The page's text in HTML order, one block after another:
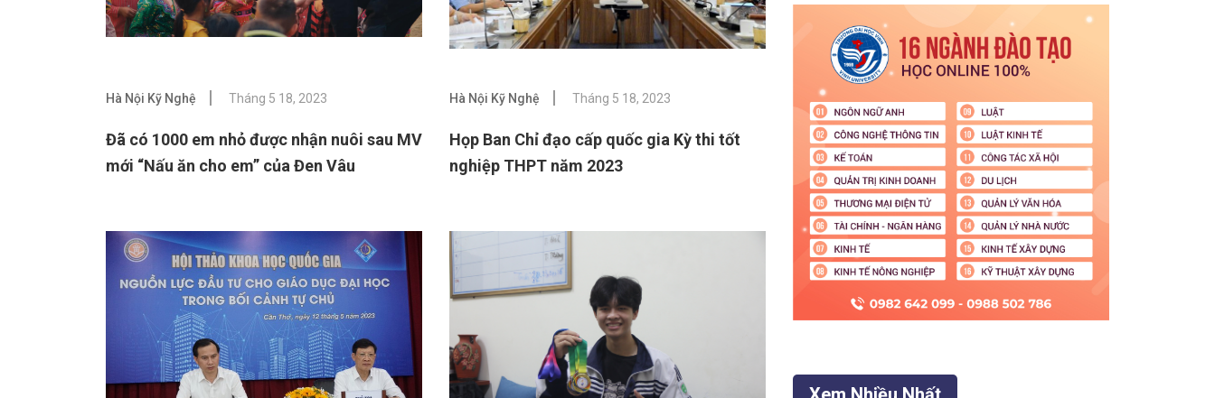
Hà Nội Kỹ Nghệ Tháng 5 18, 2023
Đã có 1000 em nhỏ được nhận nuôi sau MV
mới “Nấu ăn cho em” của Đen Vâu
Hà Nội Kỹ Nghệ Tháng 5 18, 2023
Họp Ban Chỉ đạo cấp quốc gia Kỳ thi tốt
nghiệp THPT năm 2023